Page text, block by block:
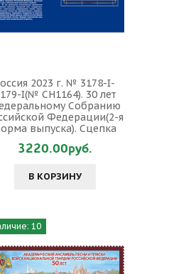
2023 г. № 3178-I-
I(№ СН1164). 30 лет
Собранию
Федерации(2-я
выпуска). Сцепка
3220.00руб.
В КОРЗИНУ
10